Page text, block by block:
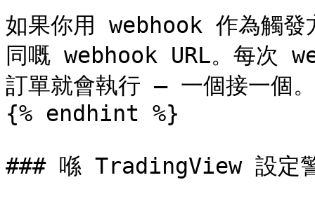
如果你用 webhook 作為觸發
同嘅 webhook URL。每次
訂單就會執行 — 一個接一個。
{% endhint %}
### 喺 TradingView 設定